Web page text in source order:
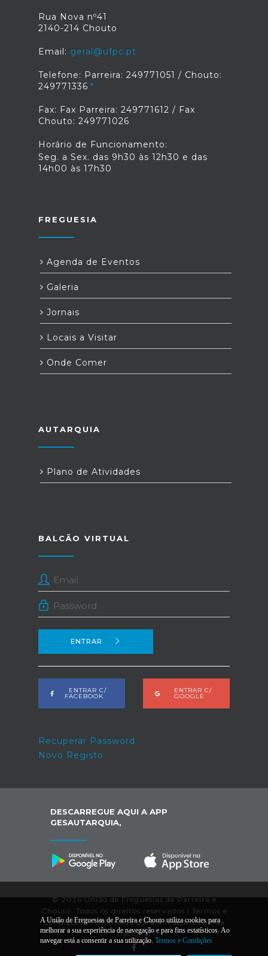
Rua Nova nº41
2140-214 Chouto
Email: geral@ufpc.pt
Telefone: Parreira: 249771051 / Chouto:
249771336
Fax: Fax Parreira: 249771612 / Fax
Chouto: 249771026
Horário de Funcionamento:
Seg. a Sex. das 9h30 às 12h30 e das
14h00 às 17h30
FREGUESIA
Agenda de Eventos
Galeria
Jornais
Locais a Visitar
Onde Comer
AUTARQUIA
Plano de Atividades
BALCÃO VIRTUAL
ENTRAR
ENTRAR C/
FACEBOOK
ENTRAR C/
GOOGLE
Recuperar Password
Novo Registo
DESCARREGUE AQUI A APP
GESAUTARQUIA,
© 2026 União de Freguesias de Parreira e
Chouto. Todos os direitos reservados | Termos e
Condições|*Chamada para a rede/móvel fixa
nacional
A União de Freguesias de Parreira e Chouto utiliza cookies para
melhorar a sua experiência de navegação e para fins estatísticos. Ao
navegar está a consentir a sua utilização. Termos e Condições